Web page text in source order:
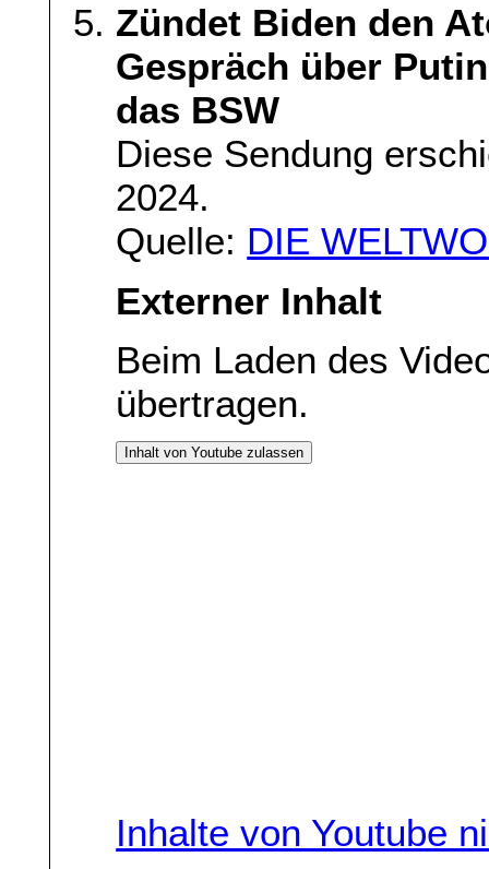
Zündet Biden den
Gespräch über
das BSW
Diese Sendung
2024.
Quelle: DIE
Externer Inhalt
Beim Laden des
übertragen.
Inhalt von Youtube zulassen
Inhalte von Youtube